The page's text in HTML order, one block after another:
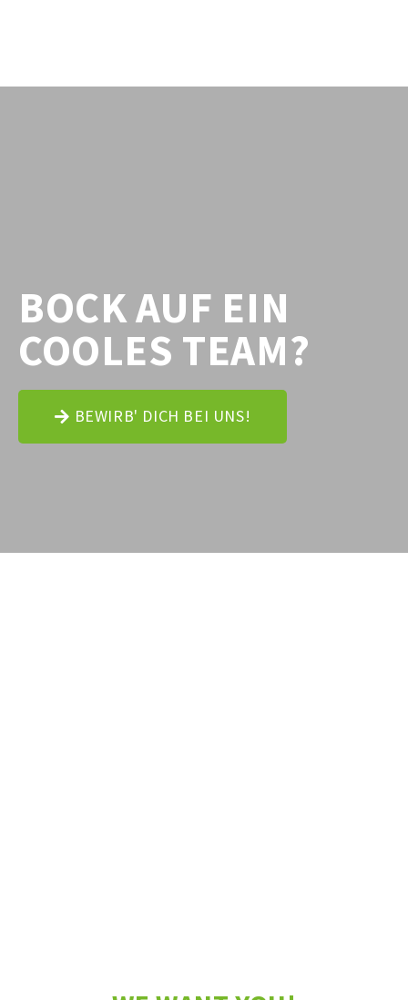
BOCK AUF EIN
COOLES TEAM?
BEWIRB' DICH BEI UNS!